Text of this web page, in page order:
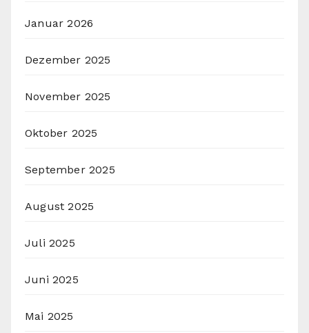
Januar 2026
Dezember 2025
November 2025
Oktober 2025
September 2025
August 2025
Juli 2025
Juni 2025
Mai 2025